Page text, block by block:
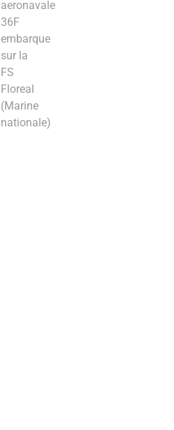
aeronavale
36F
embarque
sur la
FS
Floreal
(Marine
nationale)